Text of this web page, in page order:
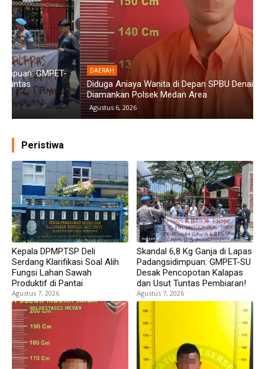
DAERAH
Diduga Aniaya Wanita di Depan SPBU Denai, Doni Chaniago
Diamankan Polsek Medan Area
Agustus 6, 2026
Peristiwa
Kepala DPMPTSP Deli
Serdang Klarifikasi Soal Alih
Fungsi Lahan Sawah
Produktif di Pantai
Agustus 7, 2026
Skandal 6,8 Kg Ganja di Lapas
Padangsidimpuan: GMPET-SU
Desak Pencopotan Kalapas
dan Usut Tuntas Pembiaran!
Agustus 7, 2026